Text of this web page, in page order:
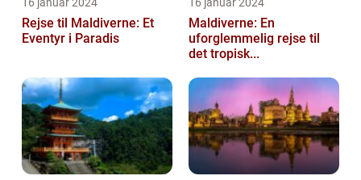
Rejse til Maldiverne: Et
Eventyr i Paradis
Maldiverne: En
uforglemmelig rejse til
det tropisk...